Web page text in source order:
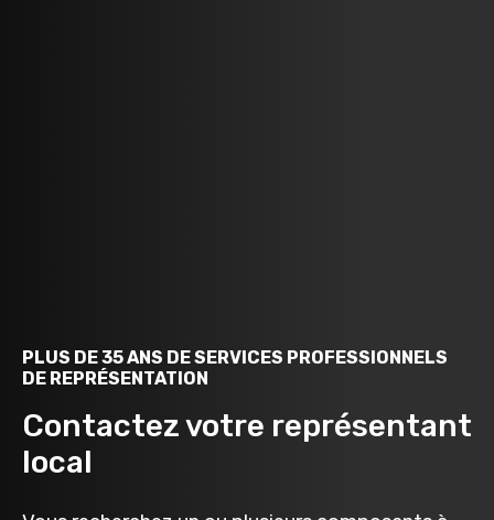
PLUS DE 35 ANS DE SERVICES PROFESSIONNELS
DE REPRÉSENTATION
Contactez votre représentant
local